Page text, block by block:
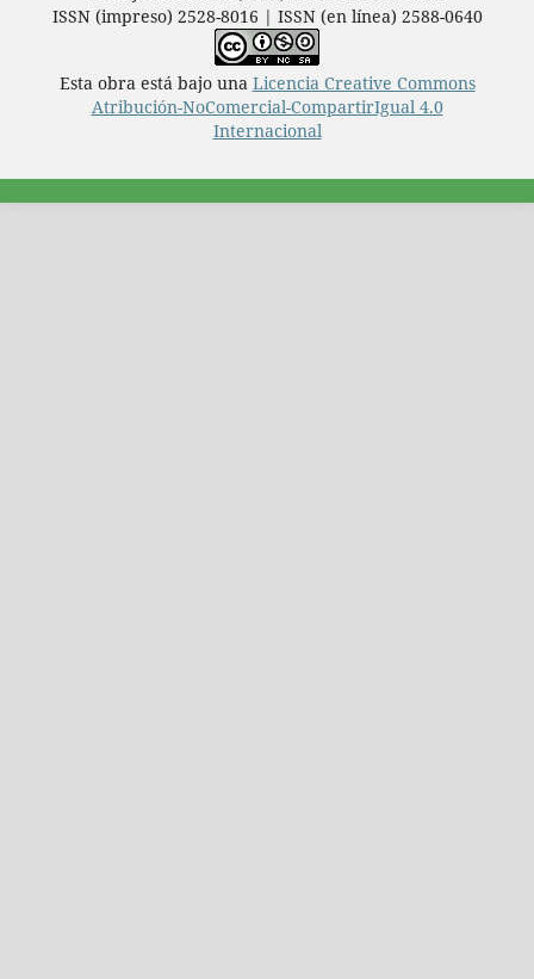
ISSN (impreso) 2528-8016 | ISSN (en línea) 2588-0640
Esta obra está bajo una Licencia Creative Commons
Atribución-NoComercial-CompartirIgual 4.0
Internacional